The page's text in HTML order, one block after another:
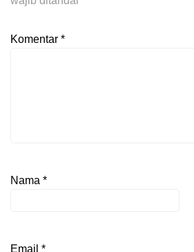
Komentar *
Nama *
Email *